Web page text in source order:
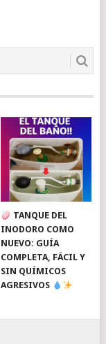
TANQUE DEL
INODORO COMO
NUEVO: GUÍA
COMPLETA, FÁCIL Y
SIN QUÍMICOS
AGRESIVOS